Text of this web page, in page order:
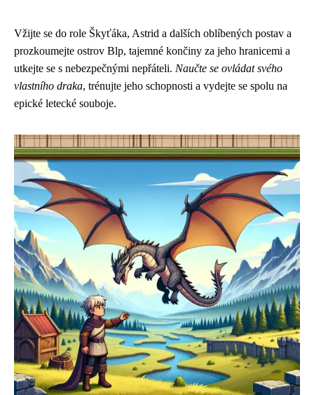
Vžijte se do role Škyťáka, Astrid a dalších oblíbených postav a
prozkoumejte ostrov Blp, tajemné končiny za jeho hranicemi a
utkejte se s nebezpečnými nepřáteli. Naučte se ovládat svého
vlastního draka, trénujte jeho schopnosti a vydejte se spolu na
epické letecké souboje.